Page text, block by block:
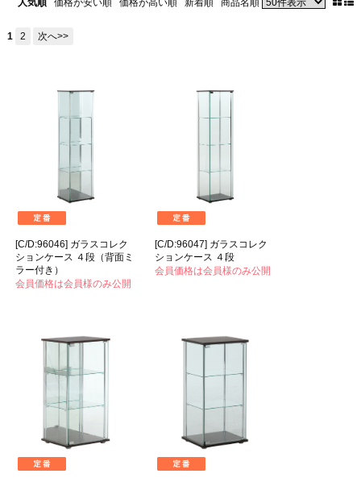
人気順 価格が安い順 価格が高い順 新着順 商品名順
1 2 次へ>>
[C/D:96046] ガラスコレク
ションケース ４段（背面ミ
ラー付き）
会員価格は会員様のみ公開
[C/D:96047] ガラスコレク
ションケース ４段
会員価格は会員様のみ公開